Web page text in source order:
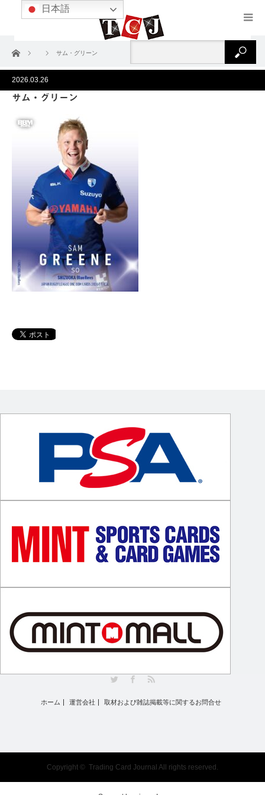
ホーム サム・グリーン
2026.03.26
サム・グリーン
ホーム 運営会社 取材および雑誌掲載等に関するお問合せ
Copyright © Trading Card Journal All rights reserved.
日本語